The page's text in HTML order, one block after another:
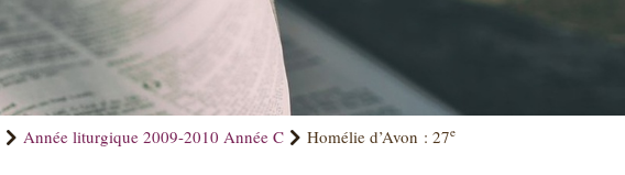
Année liturgique 2009-2010 Année C Homélie d’Avon : 27e